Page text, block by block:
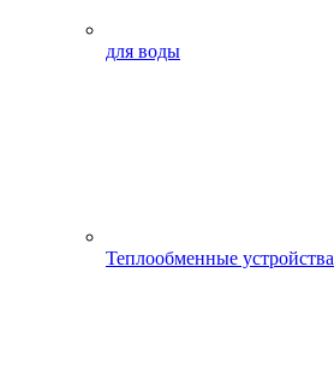
для воды
Теплообменные устройства